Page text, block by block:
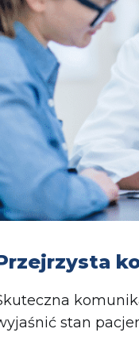
stan